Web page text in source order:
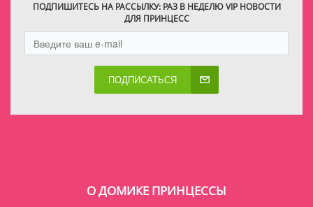
ПОДПИШИТЕСЬ НА РАССЫЛКУ: РАЗ В НЕДЕЛЮ VIP НОВОСТИ
ДЛЯ ПРИНЦЕСС
ПОДПИСАТЬСЯ
О ДОМИКЕ ПРИНЦЕССЫ